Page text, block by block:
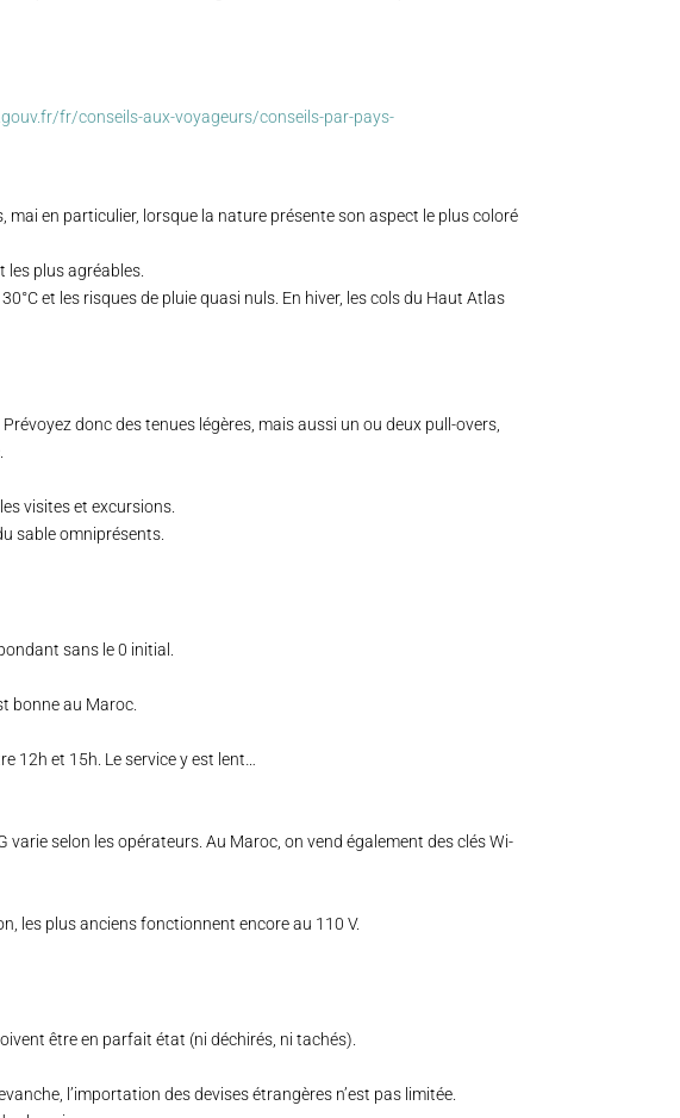
fr/conseils-aux-voyageurs/conseils-par-pays-
en particulier, lorsque la nature présente son aspect le plus coloré
les plus agréables.
et les risques de pluie quasi nuls. En hiver, les cols du Haut Atlas
donc des tenues légères, mais aussi un ou deux pull-overs,
visites et excursions.
sable omniprésents.
sans le 0 initial.
bonne au Maroc.
12h et 15h. Le service y est lent…
selon les opérateurs. Au Maroc, on vend également des clés Wi-
les plus anciens fonctionnent encore au 110 V.
être en parfait état (ni déchirés, ni tachés).
l’importation des devises étrangères n’est pas limitée.